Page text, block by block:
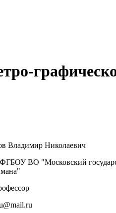
Владимир Николаевич
ФГБОУ ВО "Московский